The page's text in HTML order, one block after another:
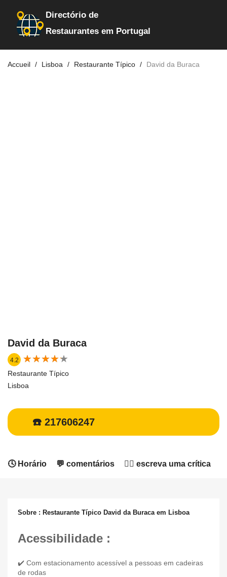
Directório de
Restaurantes em Portugal
Accueil Lisboa Restaurante Típico David da Buraca
David da Buraca
4.2 ★★★★★
★★★★★
Restaurante Típico
Lisboa
☎️ 217606247
🕓 Horário 💬 comentários ✍🏻 escreva uma crítica
Sobre : Restaurante Típico David da Buraca em Lisboa
Acessibilidade :
✔️ Com estacionamento acessível a pessoas em cadeiras
de rodas